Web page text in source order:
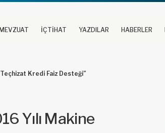
MEVZUAT İÇTİHAT YAZDILAR HABERLER
Kredi Faiz Desteği”
Yılı Makine